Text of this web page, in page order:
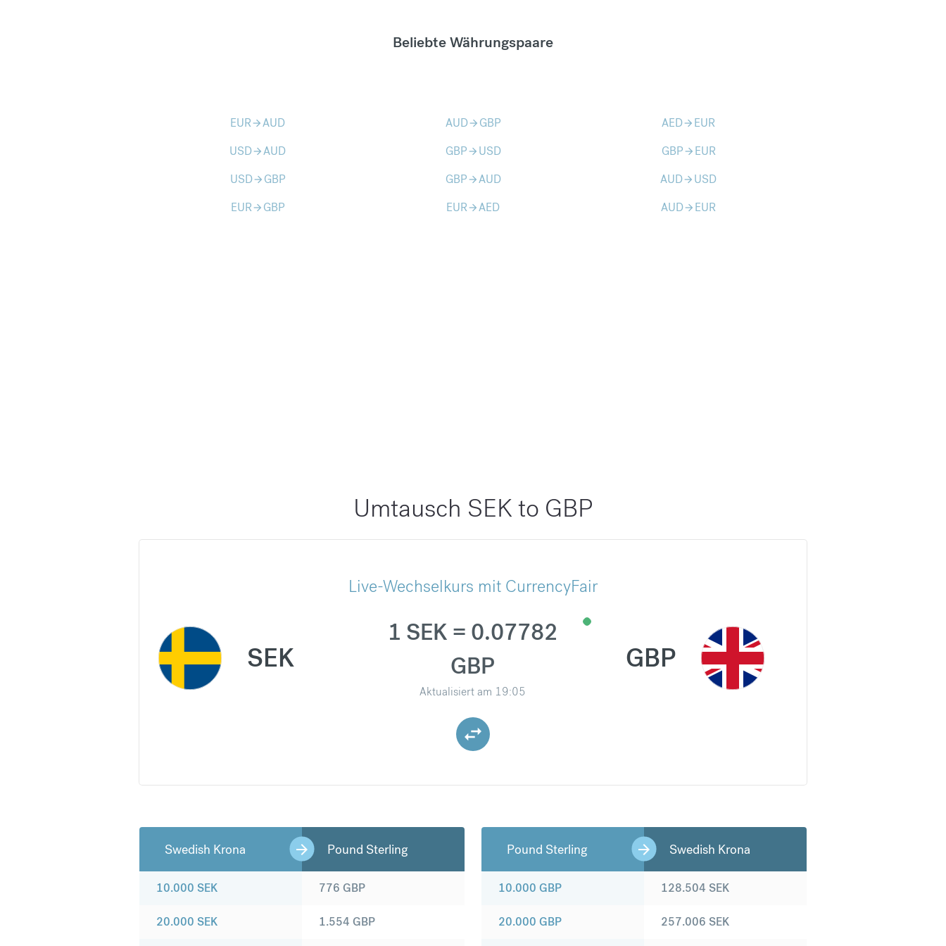
Beliebte Währungspaare
EURarrow_forwardAUD AUDarrow_forward GBP AEDarrow_forward EUR
USDarrow_forwardAUD GBParrow_forward USD GBParrow_forward EUR
USDarrow_forward GBP GBParrow_forwardAUD AUDarrow_forward USD
EURarrow_forward GBP EURarrow_forwardAED AUDarrow_forward EUR
Umtausch SEK to GBP
Live-Wechselkurs mit CurrencyFair
SEK
1 SEK = 0.07782
GBP
Aktualisiert am 19:05
GBP
Swedish Krona Pound Sterling
10.000 SEK
20.000 SEK
776 GBP
1.554 GBP
Pound Sterling Swedish Krona
10.000 GBP
20.000 GBP
128.504 SEK
257.006 SEK